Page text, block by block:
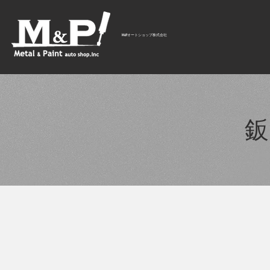
M&Pオートショップ株式会社